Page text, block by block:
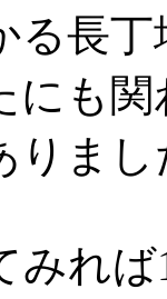
る長丁
にも
りま
みれば